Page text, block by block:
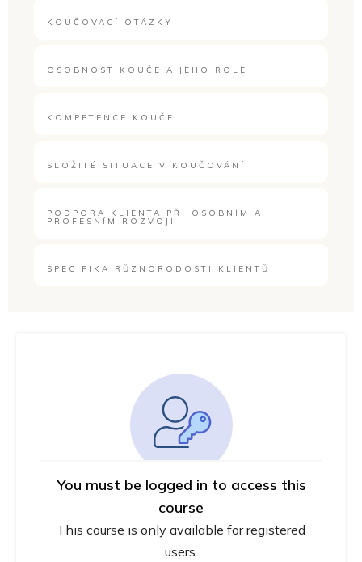
You must be logged in to access this
course
This course is only available for registered
users.
KOUČOVACÍ OTÁZKY
OSOBNOST KOUČE A JEHO ROLE
KOMPETENCE KOUČE
SLOŽITÉ SITUACE V KOUČOVÁNÍ
PODPORA KLIENTA PŘI OSOBNÍM A
PROFESNÍM ROZVOJI
SPECIFIKA RŮZNORODOSTI KLIENTŮ